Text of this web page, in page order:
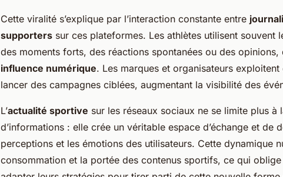
Cette viralité s’explique par l’interaction constante entre
supporters sur ces plateformes. Les athlètes utilisent souvent
des moments forts, des réactions spontanées ou des
influence numérique. Les marques et organisateurs
lancer des campagnes ciblées, augmentant la visibilité des
L’actualité sportive sur les réseaux sociaux ne se limite plus à
d’informations : elle crée un véritable espace d’échange et de
perceptions et les émotions des utilisateurs. Cette dynamique
consommation et la portée des contenus sportifs, ce qui